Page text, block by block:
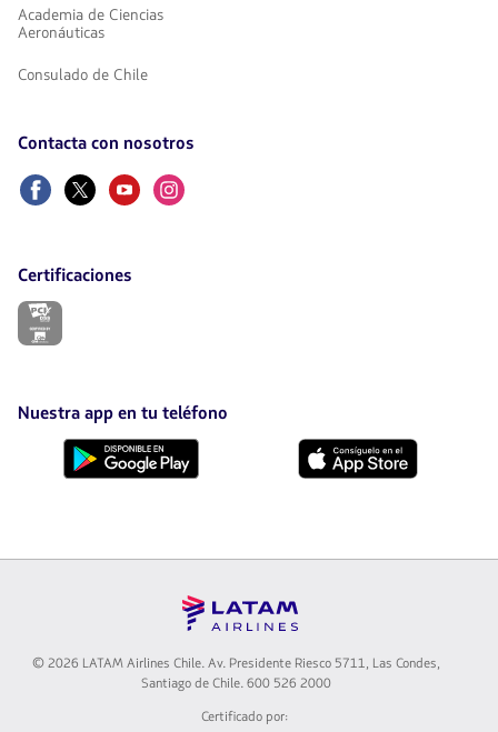
Academia de Ciencias
Aeronáuticas
Consulado de Chile
Contacta con nosotros
FacebookTwitterYoutubeInstagram
Certificaciones
El
nueva
pestaña.
Nuestra app en tu teléfono
Descárgala
Descárgala
© 2026 LATAM Airlines Chile. Av. Presidente Riesco 5711, Las Condes,
Santiago de Chile. 600 526 2000
Certificado por: